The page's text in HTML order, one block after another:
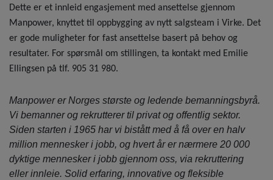
Dette er et innleid engasjement med ansettelse gjennom
Manpower, knyttet til oppbygging av nytt salgsteam i Virke. Det
er gode muligheter for fast ansettelse basert på behov og
resultater. For spørsmål om stillingen, ta kontakt med Emilie
Ellingsen på tlf. 905 31 980.
Manpower er Norges største og ledende bemanningsbyrå.
Vi bemanner og rekrutterer til privat og offentlig sektor.
Siden starten i 1965 har vi bistått med å få over en halv
million mennesker i jobb, og hvert år er nærmere 20 000
dyktige mennesker i jobb gjennom oss, via rekruttering
eller innleie. Solid erfaring, innovative og fleksible